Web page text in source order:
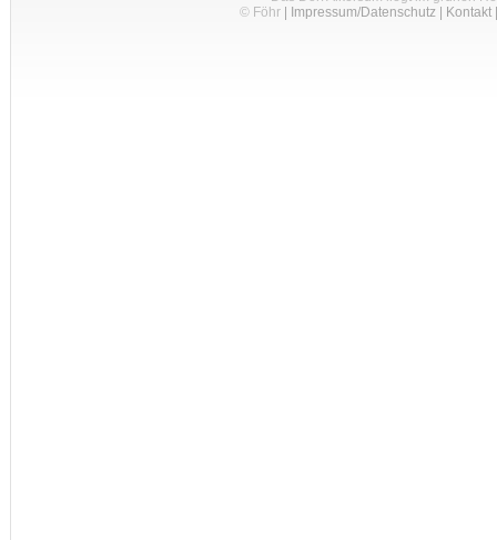
© Föhr| Impressum/Datenschutz| Kontakt